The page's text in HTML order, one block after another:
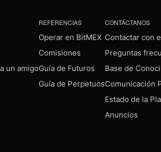
un amigo
REFERENCIAS
Operar en BitMEX
Comisiones
Guía de Futuros
Guía de Perpetuos
CONTÁCTANOS
Contactar con
Preguntas
Base de
Comunicación
Estado de la
Anuncios